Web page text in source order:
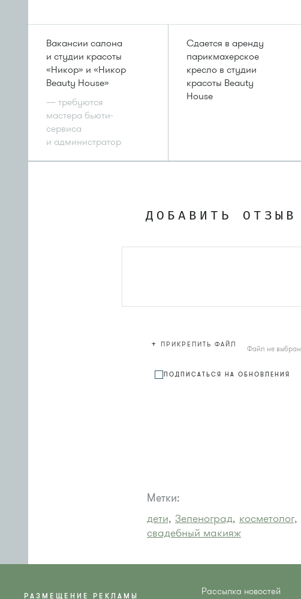
Вакансии салона
и студии красоты
«Никор» и «Никор
Beauty House»
— требуются
мастера бьюти-
сервиса
и администратор
Сдается в аренду
парикмахерское
кресло в студии
красоты Beauty
House
ДОБАВИТЬ ОТЗЫВ
+ ПРИКРЕПИТЬ ФАЙЛ Файл не выбран
ПОДПИСАТЬСЯ НА ОБНОВЛЕНИЯ
Метки:
дети, Зеленоград, косметолог,
свадебный макияж
РАЗМЕЩЕНИЕ РЕКЛАМЫ Рассылка новостей